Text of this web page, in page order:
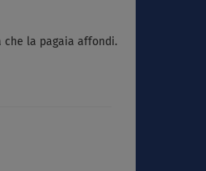
la pagaia affondi.